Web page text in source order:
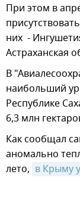
При этом в
них -
Астраханская
В
наибольший
Республике
6,3 млн
Как сообщал
аномально
лето, в Крыму